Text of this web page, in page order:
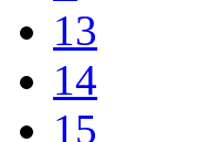
13
14
15